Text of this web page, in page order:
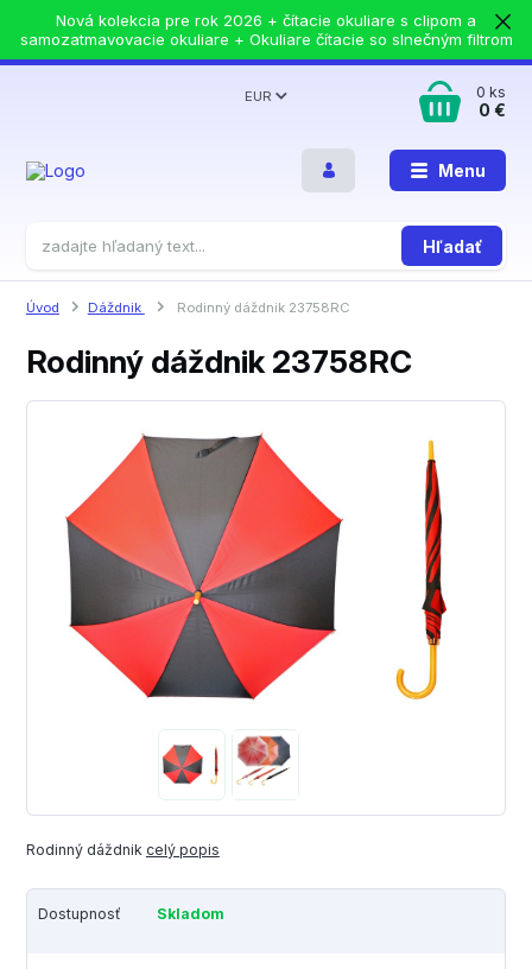
Nová kolekcia pre rok 2026 + čítacie okuliare s clipom a
samozatmavovacie okuliare + Okuliare čítacie so slnečným filtrom
Menu
EUR
Hľadať
0ks
0 €
Úvod Dáždnik Rodinný dáždnik 23758RC
Rodinný dáždnik 23758RC
Rodinný dáždnik celý popis
Dostupnosť Skladom